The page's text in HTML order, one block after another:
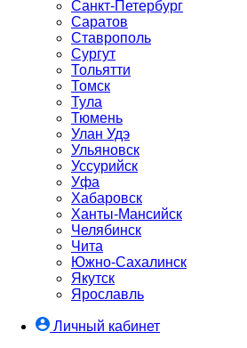
Санкт-Петербург
Саратов
Ставрополь
Сургут
Тольятти
Томск
Тула
Тюмень
Улан Удэ
Ульяновск
Уссурийск
Уфа
Хабаровск
Ханты-Мансийск
Челябинск
Чита
Южно-Cахалинск
Якутск
Ярославль
Личный кабинет